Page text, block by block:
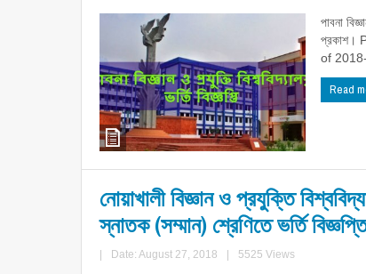
পাবনা
প্রকাশ।
of
Read
নোয়াখালী বিজ্ঞান ও প্রযুক্তি
স্নাতক (সম্মান) শ্রেণিতে ভর্তি
Date: August 27, 2018 5525 Views